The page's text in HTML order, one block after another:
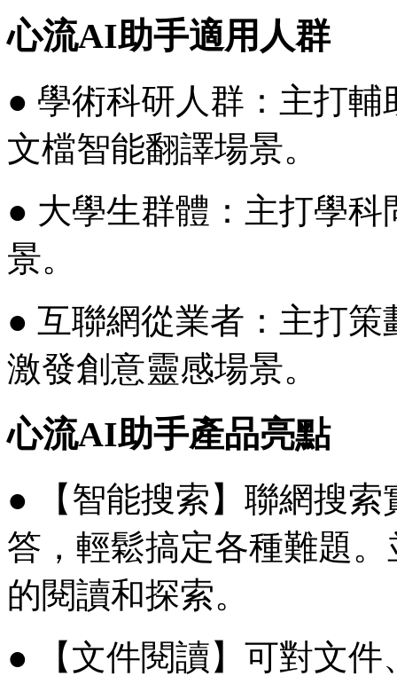
心流AI助手適用人群
● 學術科研人群：主打
文檔智能翻譯場景。
● 大學生群體：主打學
景。
● 互聯網從業者：主打
激發創意靈感場景。
心流AI助手產品亮點
● 【智能搜索】聯網搜
答，輕鬆搞定各種難題
的閱讀和探索。
● 【文件閱讀】可對文